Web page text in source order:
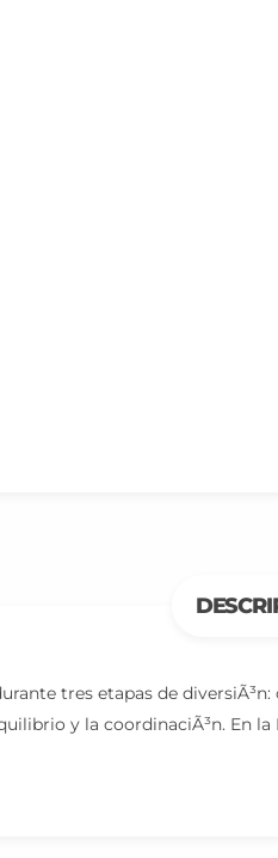
tres etapas de
y la coordinaciÃ³n. En